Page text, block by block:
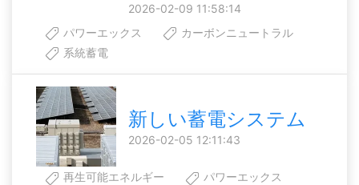
2026-02-09 11:58:14
パワーエックス
カーボンニュートラル
系統蓄電
新しい蓄電システム
2026-02-05 12:11:43
再生可能エネルギー
パワーエックス